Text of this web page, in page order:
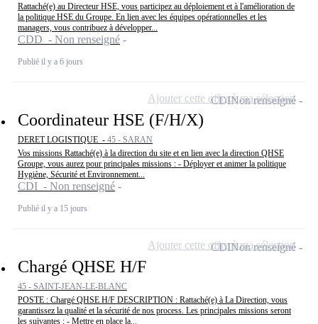
Rattaché(e) au Directeur HSE, vous participez au déploiement et à l'amélioration de
la politique HSE du Groupe. En lien avec les équipes opérationnelles et les
managers, vous contribuez à développer...
CDD - Non renseigné
Publié il y a 6 jours
Coordinateur HSE (F/H/X)
DERET LOGISTIQUE - 45 - SARAN
Vos missions Rattaché(e) à la direction du site et en lien avec la direction QHSE
Groupe, vous aurez pour principales missions : - Déployer et animer la politique
Hygiène, Sécurité et Environnement...
CDI - Non renseigné
Publié il y a 15 jours
CDINon renseigné
Ajouter cette offre à ma sélection
Chargé QHSE H/F
45 - SAINT-JEAN-LE-BLANC
POSTE : Chargé QHSE H/F DESCRIPTION : Rattaché(e) à La Direction, vous
garantissez la qualité et la sécurité de nos process. Les principales missions seront
les suivantes : - Mettre en place la...
CDINon renseigné
Ajouter cette offre à ma sélection